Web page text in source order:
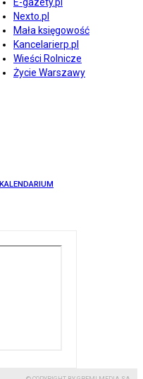
Nexto.pl
Mała księgowość
Kancelarierp.pl
Wieści Rolnicze
Życie Warszawy
KALENDARIUM